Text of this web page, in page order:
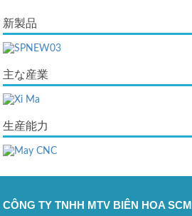
新製品
主な産業
生産能力
CÔNG TY TNHH MTV BIÊN HOA SCM